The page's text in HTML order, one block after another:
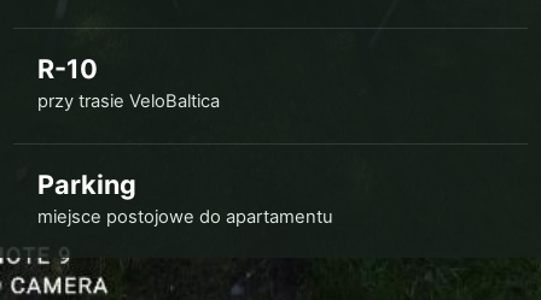
R-10
przy trasie VeloBaltica
Parking
miejsce postojowe do apartamentu